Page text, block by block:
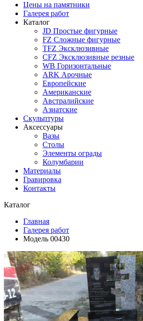
Цены на памятники
Галерея работ
Каталог
JD Простые фигурные
FZ Сложные фигурные
TFZ Эксклюзивные
CFZ Эксклюзивные резные
WB Горизонтальные
ARK Арочные
Европейские
Американские
Австралийские
Азиатские
Скульптуры
Аксессуары
Вазы
Столы
Элементы ограды
Колумбарии
Материалы
Гравировка
Контакты
Каталог
Главная
Галерея работ
Модель 00430